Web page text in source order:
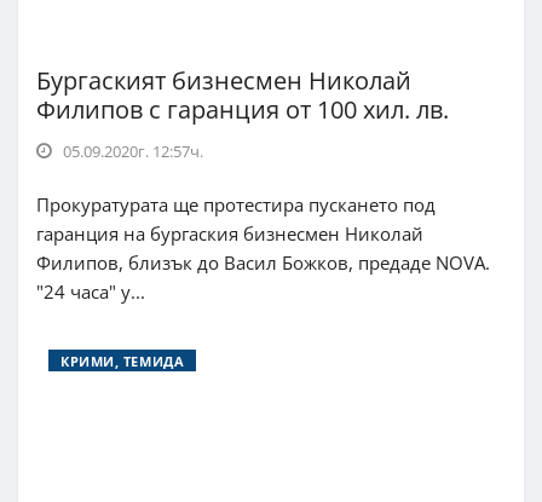
Бургаският бизнесмен Николай
Филипов с гаранция от 100 хил. лв.
05.09.2020г. 12:57ч.
Прокуратурата ще протестира пускането под
гаранция на бургаския бизнесмен Николай
Филипов, близък до Васил Божков, предаде NOVA.
"24 часа" у...
КРИМИ, ТЕМИДА